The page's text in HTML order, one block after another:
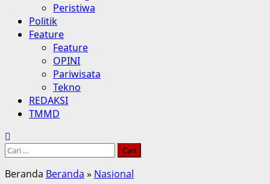
Peristiwa
Politik
Feature
Feature
OPINI
Pariwisata
Tekno
REDAKSI
TMMD
Cari
Beranda Beranda » Nasional